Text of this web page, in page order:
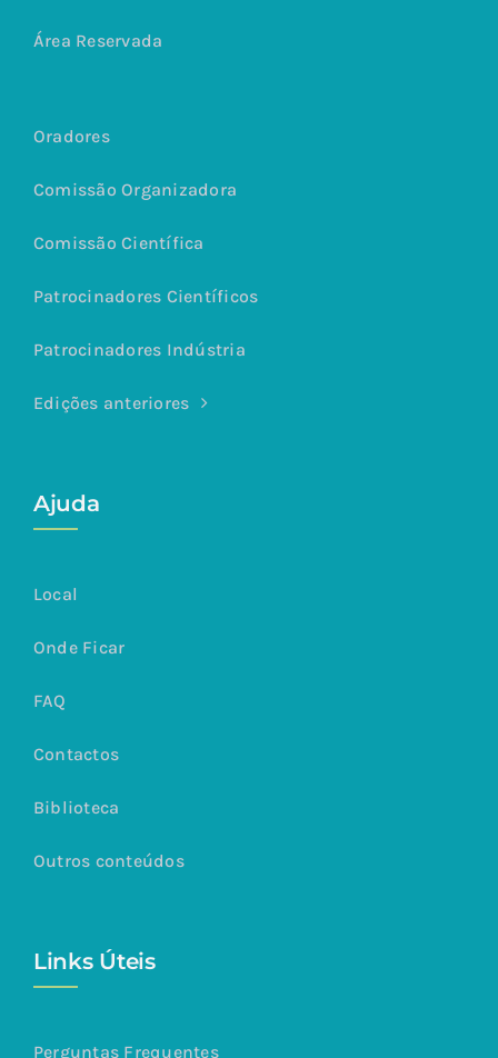
Área Reservada
Oradores
Comissão Organizadora
Comissão Científica
Patrocinadores Científicos
Patrocinadores Indústria
Edições anteriores
Ajuda
Local
Onde Ficar
FAQ
Contactos
Biblioteca
Outros conteúdos
Links Úteis
Perguntas Frequentes